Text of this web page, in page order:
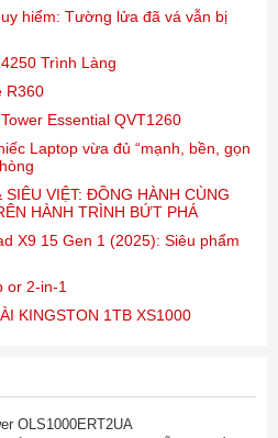
hiểm: Tường lửa đã vá vẫn bị
Trình Làng
R360
Essential QVT1260
Laptop vừa đủ “mạnh, bền, gọn
SIÊU VIỆT: ĐỒNG HÀNH CÙNG
HÀNH TRÌNH BỨT PHÁ
X9 15 Gen 1 (2025): Siêu phẩm
or 2-in-1
KINGSTON 1TB XS1000
OLS1000ERT2UA